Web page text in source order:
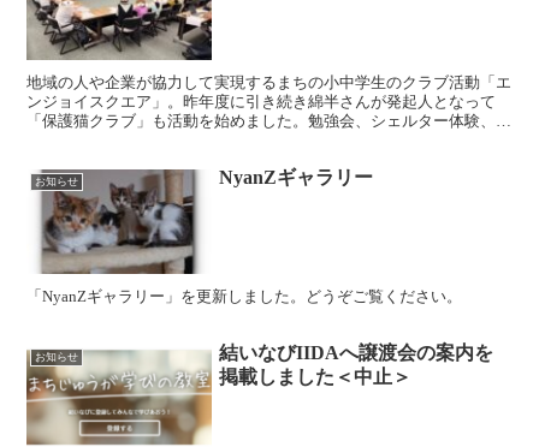
地域の人や企業が協力して実現するまちの小中学生のクラブ活動「エ
ンジョイスクエア」。昨年度に引き続き綿半さんが発起人となって
「保護猫クラブ」も活動を始めました。勉強会、シェルター体験、綿
お知らせ NyanZギャラリー
「NyanZギャラリー」を更新しました。どうぞご覧ください。
お知らせ
結いなびIIDAへ譲渡会の案内を
掲載しました＜中止＞